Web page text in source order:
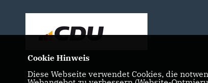
Cookie Hinweis
Diese Webseite verwendet Cookies, die